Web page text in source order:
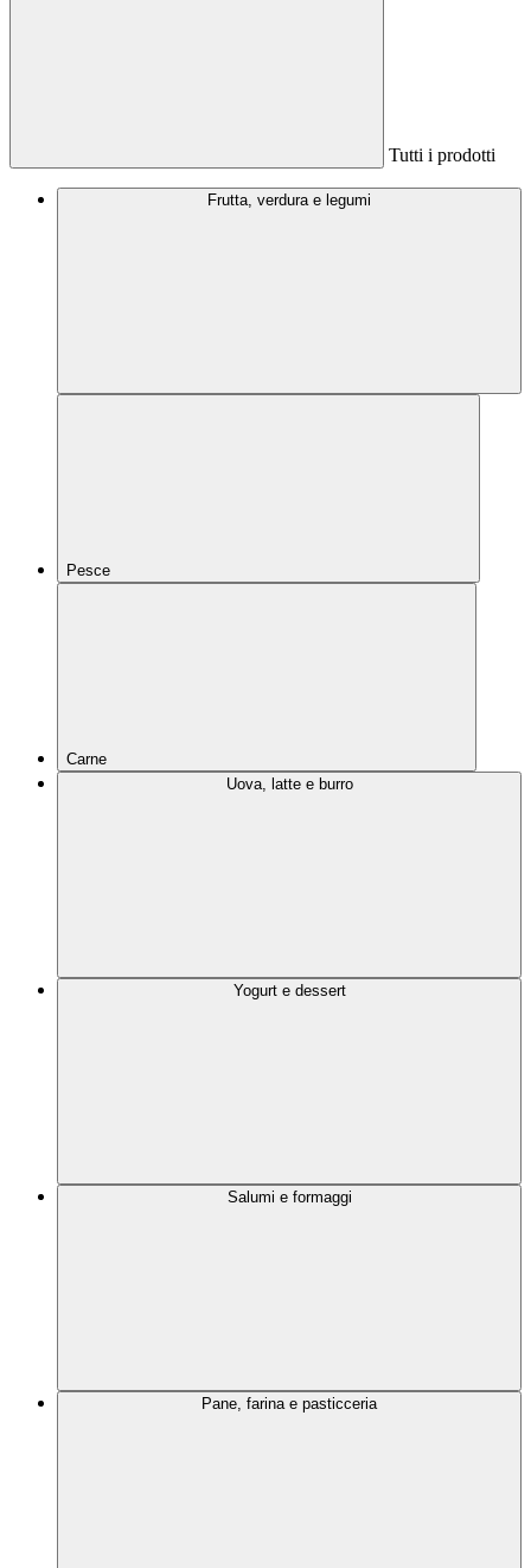
Tutti i prodotti
Frutta, verdura e legumi
Pesce
Carne
Uova, latte e burro
Yogurt e dessert
Salumi e formaggi
Pane, farina e pasticceria